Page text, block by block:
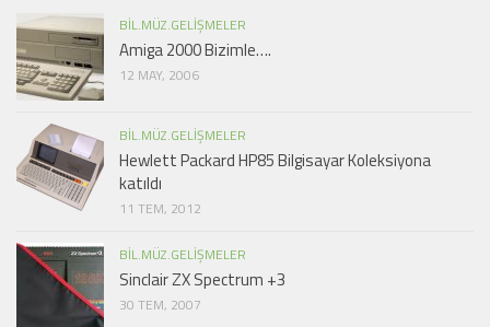
BIL.MÜZ.GELIŞMELER
Amiga 2000 Bizimle….
12 MAY, 2006
BIL.MÜZ.GELIŞMELER
Hewlett Packard HP85 Bilgisayar Koleksiyona
katıldı
11 TEM, 2012
BIL.MÜZ.GELIŞMELER
Sinclair ZX Spectrum +3
30 TEM, 2007